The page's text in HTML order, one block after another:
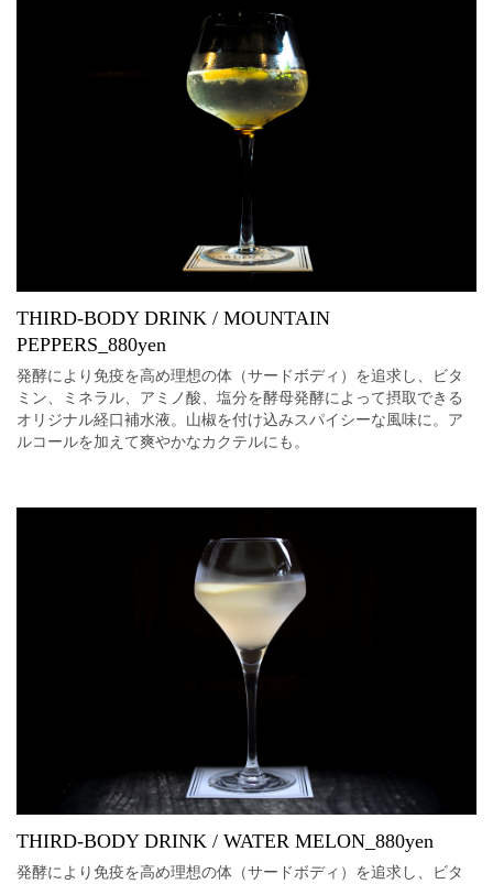
THIRD-BODY DRINK / MOUNTAIN
PEPPERS_880yen
発酵により免疫を高め理想の体（サードボディ）を追求し、ビタ
ミン、ミネラル、アミノ酸、塩分を酵母発酵によって摂取できる
オリジナル経口補水液。山椒を付け込みスパイシーな風味に。ア
ルコールを加えて爽やかなカクテルにも。
THIRD-BODY DRINK / WATER MELON_880yen
発酵により免疫を高め理想の体（サードボディ）を追求し、ビタ